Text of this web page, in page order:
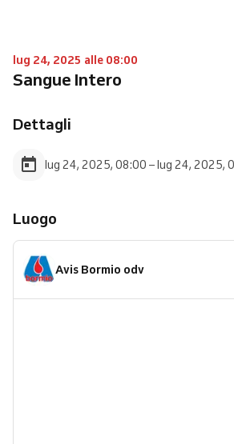
lug 24, 2025 alle 08:00
Sangue Intero
Dettagli
lug 24, 2025, 08:00 – lug 24, 2025,
Luogo
Avis Bormio odv